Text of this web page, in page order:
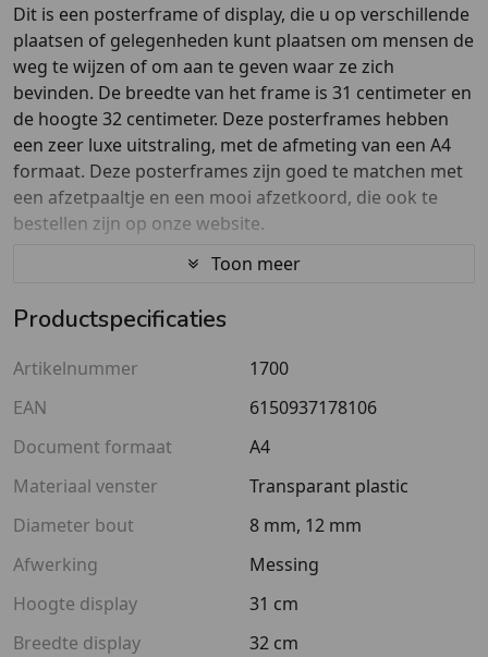
Dit is een posterframe of display, die u op verschillende
plaatsen of gelegenheden kunt plaatsen om mensen de
weg te wijzen of om aan te geven waar ze zich
bevinden. De breedte van het frame is 31 centimeter en
de hoogte 32 centimeter. Deze posterframes hebben
een zeer luxe uitstraling, met de afmeting van een A4
formaat. Deze posterframes zijn goed te matchen met
een afzetpaaltje en een mooi afzetkoord, die ook te
bestellen zijn op onze website.
Wat maakt dit monteerbare messing informatiebordje
Documenten zijn eenvoudig te wisselen
Beschikbaar in de kleuren: zwart, goud (messing),
zilver (chroom)
Laagste prijsgarantie
Goed om te weten
millimeter bout
aan de bovenzijde. Als u voor een mooi
zicht wilt zorgen met de afzetpaaltjes en de koorden,
Toon meer
Productspecificaties
Artikelnummer
1700
EAN
6150937178106
Document formaat
A4
Materiaal venster
Transparant plastic
Diameter bout
8 mm, 12 mm
Afwerking
Messing
Hoogte display
31 cm
Breedte display
32 cm